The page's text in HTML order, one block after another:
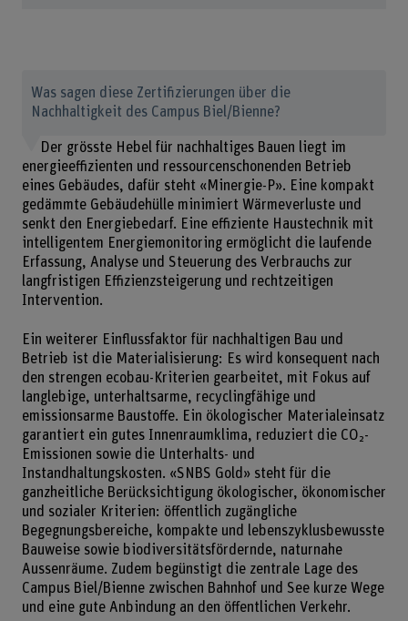
Was sagen diese Zertifizierungen über die
Nachhaltigkeit des Campus Biel/Bienne?
Der grösste Hebel für nachhaltiges Bauen liegt im
energieeffizienten und ressourcenschonenden Betrieb
eines Gebäudes, dafür steht «Minergie-P». Eine kompakt
gedämmte Gebäudehülle minimiert Wärmeverluste und
senkt den Energiebedarf. Eine effiziente Haustechnik mit
intelligentem Energiemonitoring ermöglicht die laufende
Erfassung, Analyse und Steuerung des Verbrauchs zur
langfristigen Effizienzsteigerung und rechtzeitigen
Intervention.
Ein weiterer Einflussfaktor für nachhaltigen Bau und
Betrieb ist die Materialisierung: Es wird konsequent nach
den strengen ecobau-Kriterien gearbeitet, mit Fokus auf
langlebige, unterhaltsarme, recyclingfähige und
emissionsarme Baustoffe. Ein ökologischer Materialeinsatz
garantiert ein gutes Innenraumklima, reduziert die CO₂-
Emissionen sowie die Unterhalts- und
Instandhaltungskosten. «SNBS Gold» steht für die
ganzheitliche Berücksichtigung ökologischer, ökonomischer
und sozialer Kriterien: öffentlich zugängliche
Begegnungsbereiche, kompakte und lebenszyklusbewusste
Bauweise sowie biodiversitätsfördernde, naturnahe
Aussenräume. Zudem begünstigt die zentrale Lage des
Campus Biel/Bienne zwischen Bahnhof und See kurze Wege
und eine gute Anbindung an den öffentlichen Verkehr.